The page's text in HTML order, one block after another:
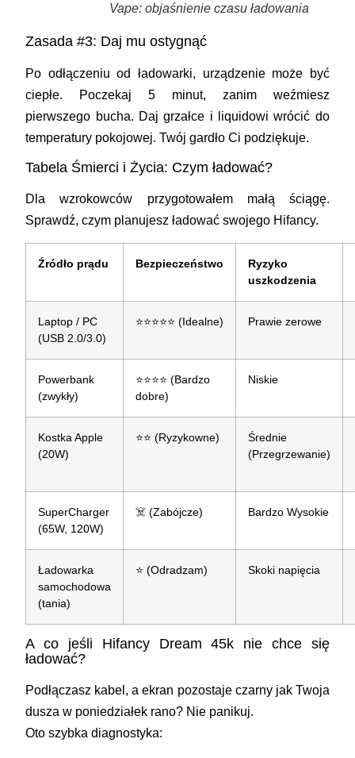
Vape: objaśnienie czasu ładowania
Zasada #3: Daj mu ostygnąć
Po odłączeniu od ładowarki, urządzenie może być
ciepłe. Poczekaj 5 minut, zanim weźmiesz
pierwszego bucha. Daj grzałce i liquidowi wrócić do
temperatury pokojowej. Twój gardło Ci podziękuje.
Tabela Śmierci i Życia: Czym ładować?
Dla wzrokowców przygotowałem małą ściągę.
Sprawdź, czym planujesz ładować swojego Hifancy.
Źródło prądu Bezpieczeństwo
Ryzyko
uszkodzenia
Laptop / PC
(USB 2.0/3.0)
⭐⭐⭐⭐⭐ (Idealne) Prawie zerowe
Powerbank
(zwykły)
⭐⭐⭐⭐ (Bardzo
dobre)
Niskie
Kostka Apple
(20W)
⭐⭐ (Ryzykowne)
Średnie
(Przegrzewanie)
SuperCharger
(65W, 120W)
☠️ (Zabójcze) Bardzo Wysokie
Ładowarka
samochodowa
(tania)
⭐ (Odradzam) Skoki napięcia
A co jeśli Hifancy Dream 45k nie chce się
ładować?
Podłączasz kabel, a ekran pozostaje czarny jak Twoja
dusza w poniedziałek rano? Nie panikuj.
Oto szybka diagnostyka: